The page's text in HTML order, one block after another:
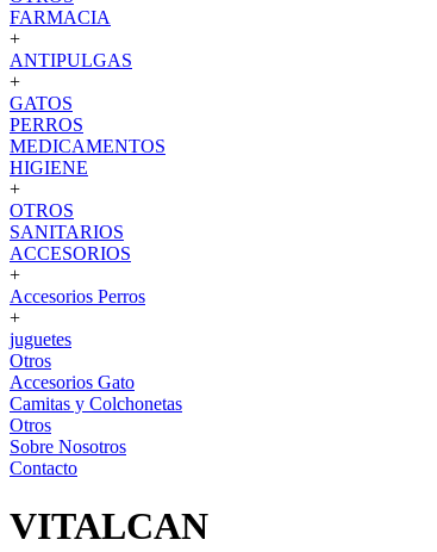
FARMACIA
+
ANTIPULGAS
+
GATOS
PERROS
MEDICAMENTOS
HIGIENE
+
OTROS
SANITARIOS
ACCESORIOS
+
Accesorios Perros
+
juguetes
Otros
Accesorios Gato
Camitas y Colchonetas
Otros
Sobre Nosotros
Contacto
VITALCAN